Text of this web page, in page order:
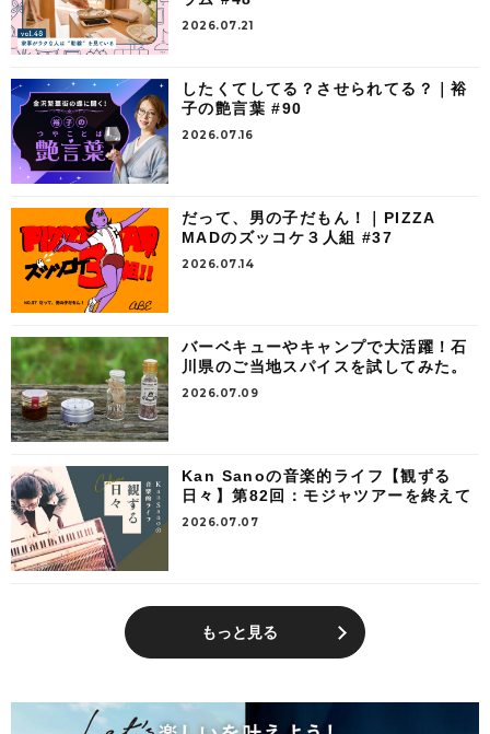
2026.07.21
したくてしてる？させられてる？｜裕
子の艶言葉 #90
2026.07.16
だって、男の子だもん！｜PIZZA
MADのズッコケ３人組 #37
2026.07.14
バーベキューやキャンプで大活躍！石
川県のご当地スパイスを試してみた。
2026.07.09
Kan Sanoの音楽的ライフ【観ずる
日々】第82回：モジャツアーを終えて
2026.07.07
もっと見る